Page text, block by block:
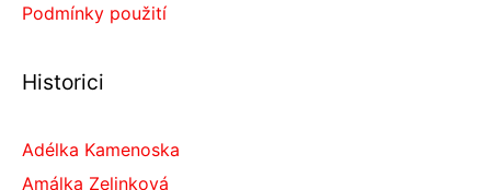
Podmínky použití
Historici
Adélka Kamenoska
Amálka Zelinková